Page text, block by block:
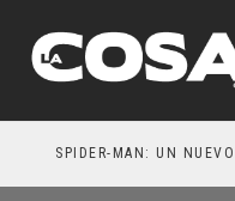
SPIDER-MAN: UN NUEVO